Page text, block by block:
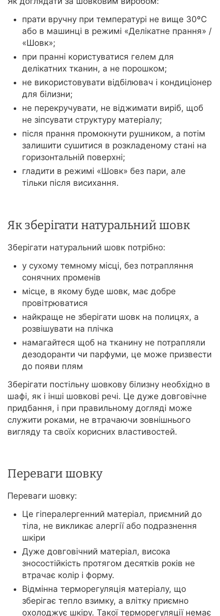
прати вручну при температурі не вище 30ºС
або в машинці в режимі «Делікатне прання» /
«Шовк»;
при пранні користуватися гелем для
делікатних тканин, а не порошком;
не використовувати відбілювач і кондиціонер
для білизни;
не перекручувати, не віджимати виріб, щоб
не зіпсувати структуру матеріалу;
після прання промокнути рушником, а потім
залишити сушитися в розкладеному стані на
горизонтальній поверхні;
гладити в режимі «Шовк» без пари, але
тільки після висихання.
Як зберігати натуральний шовк
Зберігати натуральний шовк потрібно:
у сухому темному місці, без потрапляння
сонячних променів
місце, в якому буде шовк, має добре
провітрюватися
найкраще не зберігати шовк на полицях, а
розвішувати на плічка
намагайтеся щоб на тканину не потрапляли
дезодоранти чи парфуми, це може призвести
до появи плям
Зберігати постільну шовкову білизну необхідно в
шафі, як і інші шовкові речі. Це дуже довговічне
придбання, і при правильному догляді може
служити роками, не втрачаючи зовнішнього
вигляду та своїх корисних властивостей.
Переваги шовку
Переваги шовку:
Це гіпералергенний матеріал, приємний до
тіла, не викликає алергії або подразнення
шкіри
Дуже довговічний матеріал, висока
зносостійкість протягом десятків років не
втрачає колір і форму.
Відмінна терморегуляція матеріалу, що
зберігає тепло взимку, а влітку приємно
охолоджує шкіру. Такої терморегуляції немає